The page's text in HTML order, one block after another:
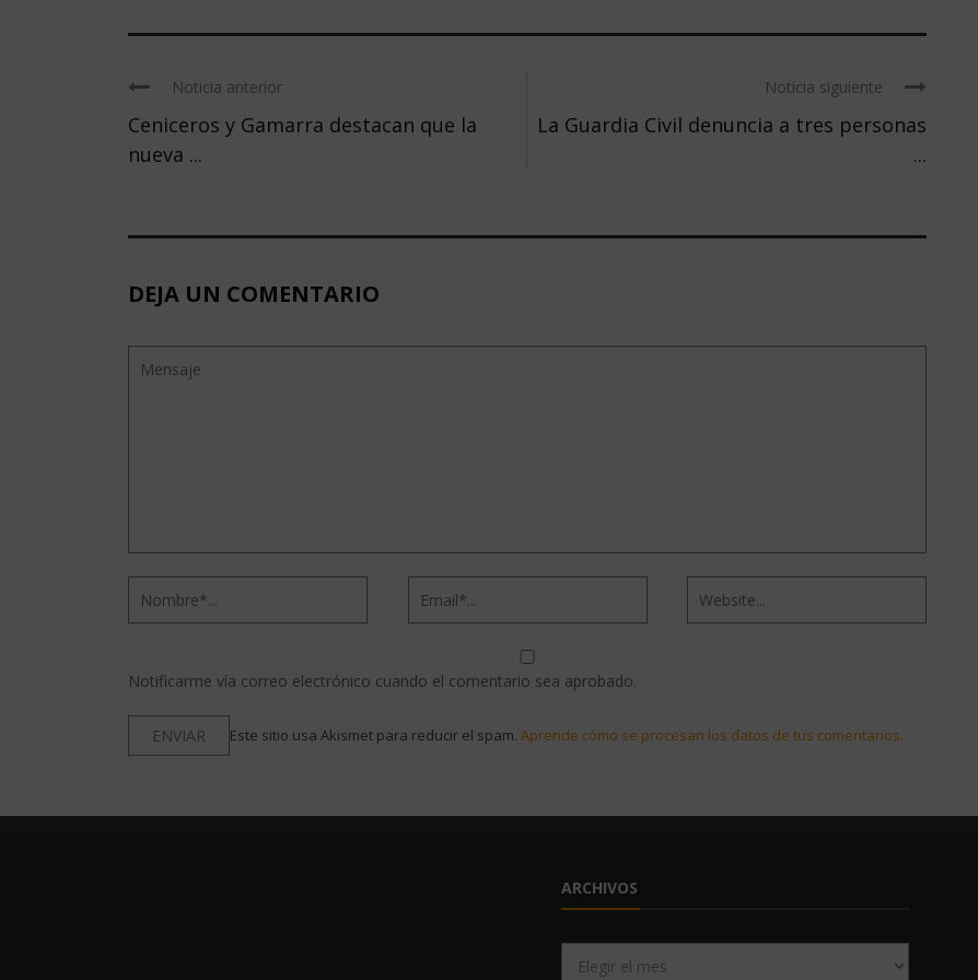
Noticia anterior
Ceniceros y Gamarra destacan que la
nueva ...
Noticia siguiente
La Guardia Civil denuncia a tres personas
...
DEJA UN COMENTARIO
Notificarme vía correo electrónico cuando el comentario sea aprobado.
Este sitio usa Akismet para reducir el spam. Aprende cómo se procesan los datos de tus comentarios.
ARCHIVOS